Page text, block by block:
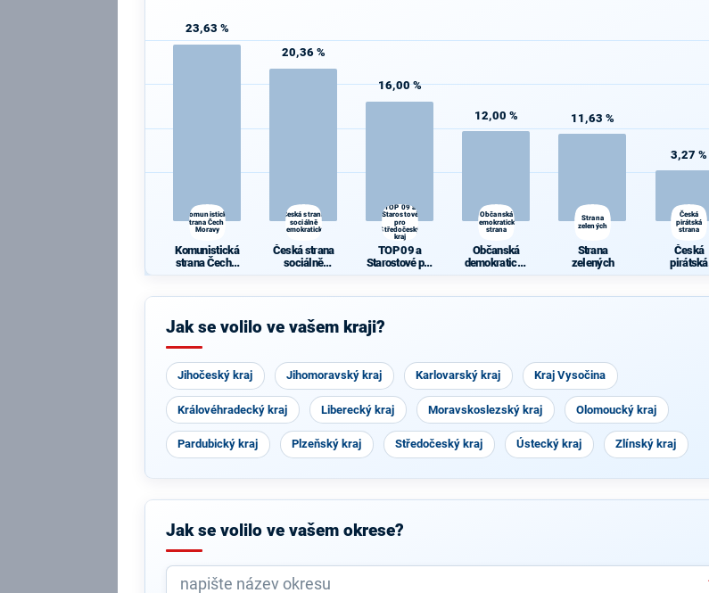
23,63 %
Komunistická
strana Čech a
Moravy
Komunistická
strana Čech a
20,36 %
Česká strana
sociálně
demokratická
Česká strana
sociálně
16,00 %
TOP 09 a
Starostové
pro
Středočeský
kraj
TOP 09 a
Starostové pro
12,00 %
Občanská
demokratická
strana
Občanská
demokratická
11,63 %
Strana
zelených
Strana
zelených
3,27 %
Česká
pirátská
strana
Česká
pirátská
strana
Jak se volilo ve vašem kraji?
Jihočeský kraj Jihomoravský kraj Karlovarský kraj Kraj Vysočina
Královéhradecký kraj Liberecký kraj Moravskoslezský kraj Olomoucký kraj
Pardubický kraj Plzeňský kraj Středočeský kraj Ústecký kraj Zlínský kraj
Jak se volilo ve vašem okrese?